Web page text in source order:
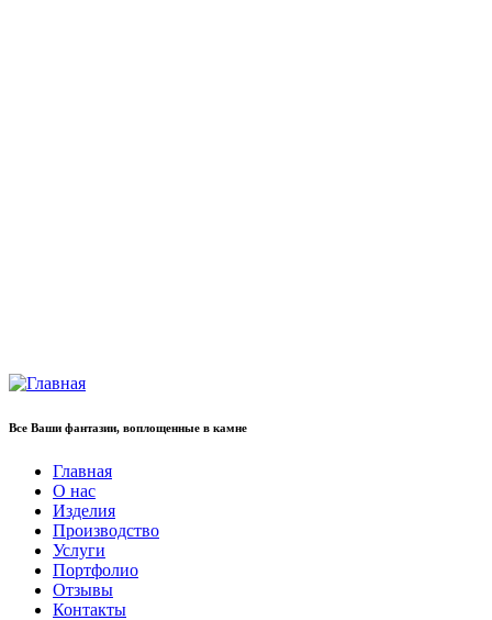
Все Ваши фантазии, воплощенные в камне
Главная
О нас
Изделия
Производство
Услуги
Портфолио
Отзывы
Контакты